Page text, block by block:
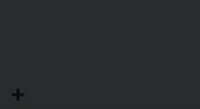
Print